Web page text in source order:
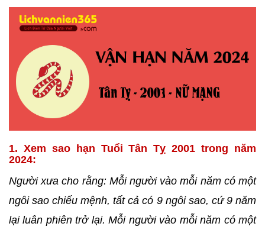
1. Xem sao hạn Tuổi Tân Tỵ 2001 trong năm
2024:
Người xưa cho rằng: Mỗi người vào mỗi năm có một
ngôi sao chiếu mệnh, tất cả có 9 ngôi sao, cứ 9 năm
lại luân phiên trở lại. Mỗi người vào mỗi năm có một